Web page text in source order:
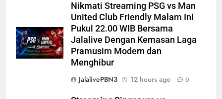
Nikmati Streaming PSG vs Man
United Club Friendly Malam Ini
Pukul 22.00 WIB Bersama
Jalalive Dengan Kemasan Laga
Pramusim Modern dan
Menghibur
JalalivePBN3
12 hours ago 0